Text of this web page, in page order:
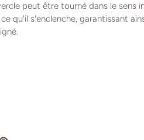
peut être tourné dans le sens
qu'il s'enclenche, garantissant